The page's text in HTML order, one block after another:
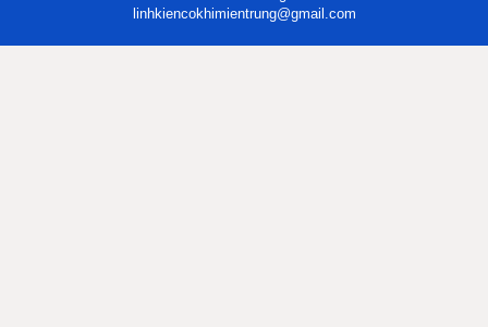
linhkiencokhimientrung@gmail.com